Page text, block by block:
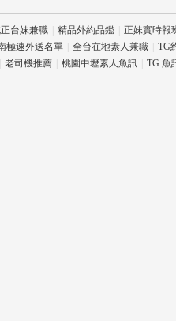
台妹兼職 精品外約品鑑
正妹實時報
極速外送名單 全台在地素人兼職
TG
老司機推薦 桃園中壢素人魚訊 TG 魚